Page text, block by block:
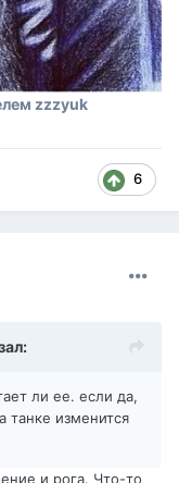
zzzyuk
6
ли ее. если да,
танке изменится
и рога. Что-то